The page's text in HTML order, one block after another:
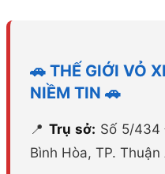
🚗 THẾ GIỚI VỎ
NIỀM TIN 🚗
📍 Trụ sở: Số 5/434
Bình Hòa, TP.